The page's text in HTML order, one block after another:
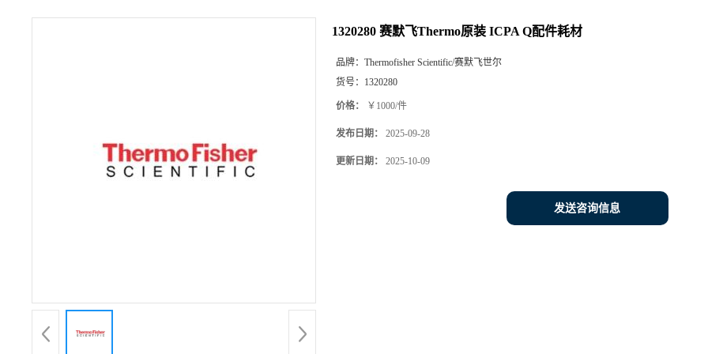
1320280 赛默飞Thermo原装 ICPA Q配件耗材
品牌： Thermofisher Scientific/赛默飞世尔
货号： 1320280
价格： ￥1000/件
发布日期： 2025-09-28
更新日期： 2025-10-09
发送咨询信息